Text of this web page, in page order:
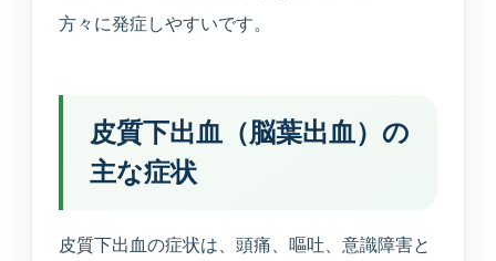
けます。
施設入居者中心・24時間365日を意識した連携
方々に発症しやすいです。
皮質下出血（脳葉出血）の
主な症状
皮質下出血の症状は、頭痛、嘔吐、意識障害と